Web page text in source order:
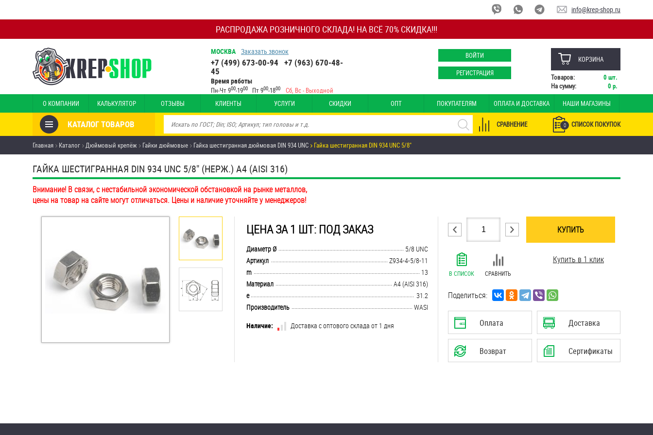
РАСПРОДАЖА РОЗНИЧНОГО СКЛАДА! НА ВСЁ 70% СКИДКА!!!
info@krep-shop.ru
МОСКВА Заказать звонок
+7 (499) 673-00-94 +7 (963) 670-48-
45
Время работы
Пн-Чт 900-1900 Пт 900-1800 Сб, Вс - Выходной
ВОЙТИ
РЕГИСТРАЦИЯ
КОРЗИНА
Товаров: 0 шт.
На сумму:
0 р.
О КОМПАНИИ КАЛЬКУЛЯТОР ОТЗЫВЫ КЛИЕНТЫ УСЛУГИ СКИДКИ ОПТ ПОКУПАТЕЛЯМ ОПЛАТА И ДОСТАВКА НАШИ МАГАЗИНЫ
КАТАЛОГ ТОВАРОВ 0 СПИСОК ПОКУПОК
СРАВНЕНИЕ
Товары со скидкой
Анкеры
Антивандальный крепёж,
инструмент
Болты и винты
Дюбели
Дюймовый крепёж
Оснастка и аксессуары для
Главная Каталог Дюймовый крепёж Гайки дюймовые Гайка шестигранная дюймовая DIN 934 UNC Гайка шестигранная DIN 934 UNC 5/8"
ГАЙКА ШЕСТИГРАННАЯ DIN 934 UNC 5/8" (НЕРЖ.) A4 (AISI 316)
Внимание! В связи, с нестабильной экономической обстановкой на рынке металлов,
цены на товар на сайте могут отличаться. Цены и наличие уточняйте у менеджеров!
ЦЕНА ЗА 1 ШТ: ПОД ЗАКАЗ
........................................................................................................................................................................................................
Диаметр Ø
5/8 UNC
........................................................................................................................................................................................................
Артикул
Z934-4-5/8-11
........................................................................................................................................................................................................
m
13
........................................................................................................................................................................................................
Материал
A4 (AISI 316)
........................................................................................................................................................................................................
e
31.2
........................................................................................................................................................................................................
Производитель
WASI
Наличие:
Доставка с оптового склада от 1 дня
КУПИТЬ
В СПИСОК СРАВНИТЬ
Купить в 1 клик
Поделиться:
Оплата Доставка
Возврат Сертификаты